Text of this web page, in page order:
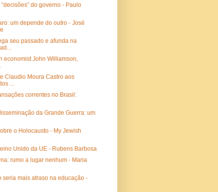
do governo - Paulo
um depende do outro - José
seu passado e afunda na
economist John Williamson,
Claudio Moura Castro aos
...
correntes no Brasil:
da Grande Guerra: um
o Holocausto - My Jewish
Unido da UE - Rubens Barbosa
rumo a lugar nenhum - Maria
seria mais atraso na educação -